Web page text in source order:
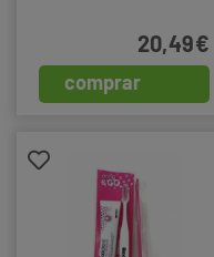
comprar
20,49€